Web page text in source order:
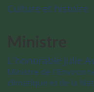
Culture et histoire
L’honorable Julie
Ministre de
climatique et de la